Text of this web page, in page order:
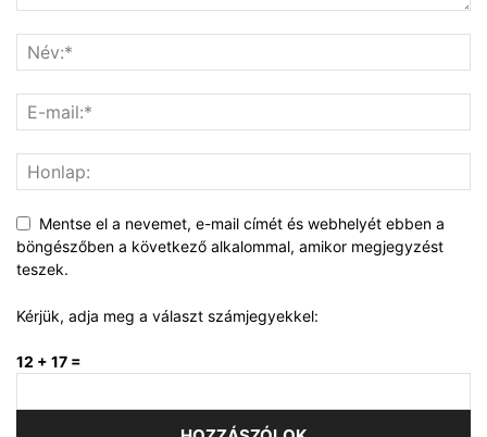
Mentse el a nevemet, e-mail címét és webhelyét ebben a
böngészőben a következő alkalommal, amikor megjegyzést
teszek.
Kérjük, adja meg a választ számjegyekkel:
12 + 17 =